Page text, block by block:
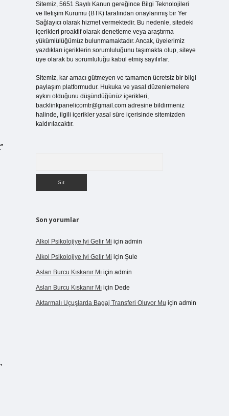
Sitemiz, 5651 Sayılı Kanun gereğince Bilgi Teknolojileri
ve İletişim Kurumu (BTK) tarafından onaylanmış bir Yer
Sağlayıcı olarak hizmet vermektedir. Bu nedenle, sitedeki
içerikleri proaktif olarak denetleme veya araştırma
yükümlülüğümüz bulunmamaktadır. Ancak, üyelerimiz
yazdıkları içeriklerin sorumluluğunu taşımakta olup, siteye
üye olarak bu sorumluluğu kabul etmiş sayılırlar.
Sitemiz, kar amacı gütmeyen ve tamamen ücretsiz bir bilgi
paylaşım platformudur. Hukuka ve yasal düzenlemelere
aykırı olduğunu düşündüğünüz içerikleri,
backlinkpanelicomtr@gmail.comadresine bildirmeniz
halinde, ilgili içerikler yasal süre içerisinde sitemizden
kaldırılacaktır.
Son yorumlar
Alkol Psikolojiye Iyi Gelir Mi için admin
Alkol Psikolojiye Iyi Gelir Mi için Şule
Aslan Burcu Kıskanır Mıiçin admin
Aslan Burcu Kıskanır Mıiçin Dede
Aktarmalı Uçuşlarda Bagaj Transferi Oluyor Mu için admin